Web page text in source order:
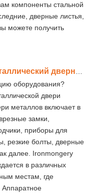
компоненты стальной
дверные листья,
можете получить
оборудования?
двери
металлов включает в
замки,
приборы для
резкие болты, дверные
далее. Ironmongery
в различных
местам, где
Аппаратное